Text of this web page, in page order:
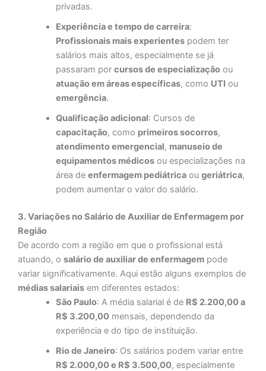
privadas.
Experiência e tempo de carreira:
Profissionais mais experientespodem ter
salários mais altos, especialmente se já
passaram por cursos de especializaçãoou
atuação em áreas específicas, como UTI ou
emergência.
Qualificação adicional: Cursos de
capacitação, como primeiros socorros,
atendimento emergencial, manuseio de
equipamentos médicosou especializações na
área de enfermagem pediátricaou geriátrica,
podem aumentar o valor do salário.
3. Variações no Salário de Auxiliar de Enfermagem por
Região
De acordo com a região em que o profissional está
atuando, o salário de auxiliar de enfermagem pode
variar significativamente. Aqui estão alguns exemplos de
médias salariais em diferentes estados:
São Paulo: A média salarial é de R$ 2.200,00 a
R$ 3.200,00mensais, dependendo da
experiência e do tipo de instituição.
Rio de Janeiro: Os salários podem variar entre
R$ 2.000,00 e R$ 3.500,00, especialmente